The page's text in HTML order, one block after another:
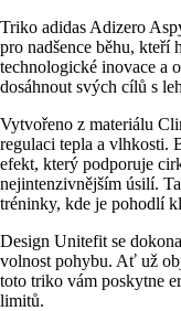
Triko adidas Adizero
pro nadšence běhu, kteří
technologické inovace a
dosáhnout svých cílů s
Vytvořeno z materiálu
regulaci tepla a vlhkosti.
efekt, který podporuje
nejintenzivnějším úsilí.
tréninky, kde je pohodlí
Design Unitefit se
volnost pohybu. Ať už
toto triko vám poskytne
limitů.